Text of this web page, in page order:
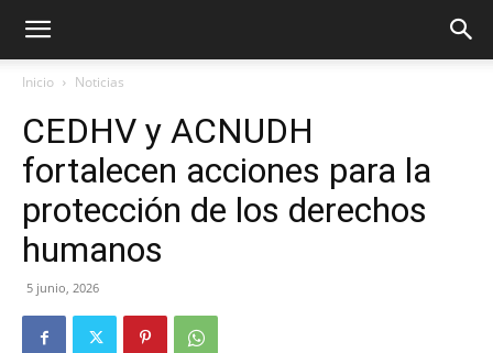
Inicio Noticias
CEDHV y ACNUDH
fortalecen acciones para la
protección de los derechos
humanos
5 junio, 2026